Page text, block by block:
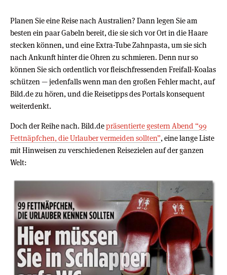
Planen Sie eine Reise nach Australien? Dann legen Sie am
besten ein paar Gabeln bereit, die sie sich vor Ort in die Haare
stecken können, und eine Extra-Tube Zahnpasta, um sie sich
nach Ankunft hinter die Ohren zu schmieren. Denn nur so
können Sie sich ordentlich vor fleischfressenden Freifall-Koalas
schützen — jedenfalls wenn man den großen Fehler macht, auf
Bild.de zu hören, und die Reisetipps des Portals konsequent
weiterdenkt.
Doch der Reihe nach. Bild.depräsentierte gestern Abend “99
Fettnäpfchen, die Urlauber vermeiden sollten”, eine lange Liste
mit Hinweisen zu verschiedenen Reisezielen auf der ganzen
Welt: